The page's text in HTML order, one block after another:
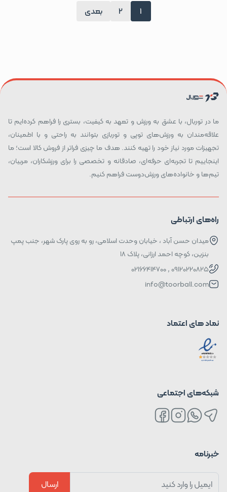
1
2 بعدی
ما در توربال، با عشق به ورزش و تعهد به کیفیت، بستری را فراهم کرده‌ایم تا
علاقه‌مندان به ورزش‌های توپی و توربازی بتوانند به راحتی و با اطمینان،
تجهیزات مورد نیاز خود را تهیه کنند. هدف ما چیزی فراتر از فروش کالا است؛ ما
اینجاییم تا تجربه‌ای حرفه‌ای، صادقانه و تخصصی را برای ورزشکاران، مربیان،
تیم‌ها و خانواده‌های ورزش‌دوست فراهم کنیم.
راه‌های ارتباطی
میدان حسن آباد ، خیابان وحدت اسلامی، رو به روی پارک شهر، جنب پمپ
بنزین، کوچه احمد ارزانی، پلاک ۱۸
09120220825 , 02166414700
info@toorball.com
نماد های اعتماد
شبکه‌های اجتماعی
خبرنامه
ارسال